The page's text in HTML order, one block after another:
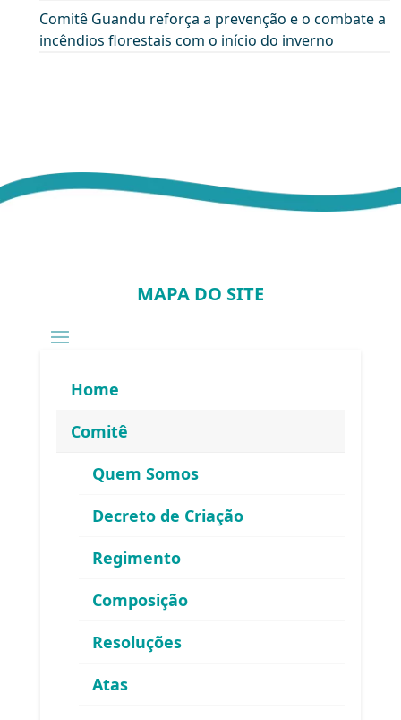
Comitê Guandu reforça a prevenção e o combate a
incêndios florestais com o início do inverno
MAPA DO SITE
Home
Comitê
Quem Somos
Decreto de Criação
Regimento
Composição
Resoluções
Atas